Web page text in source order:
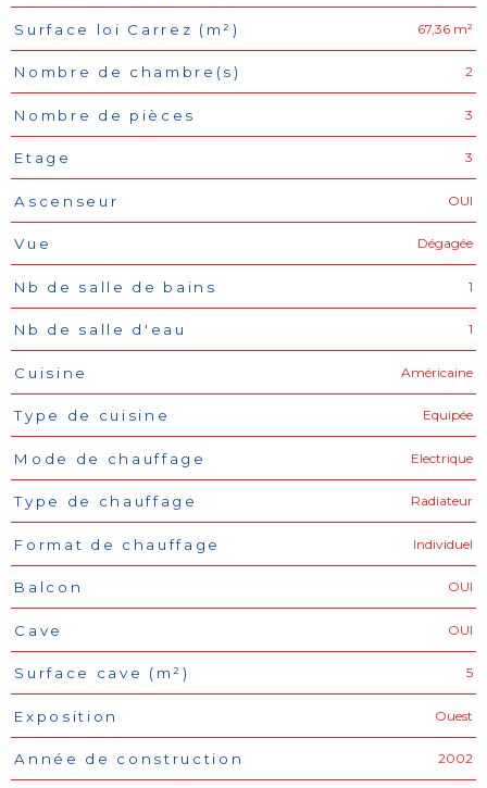
Surface loi Carrez (m²) 67,36 m²
Nombre de chambre(s) 2
Nombre de pièces 3
Etage 3
Ascenseur OUI
Vue Dégagée
Nb de salle de bains 1
Nb de salle d'eau 1
Cuisine Américaine
Type de cuisine Equipée
Mode de chauffage Electrique
Type de chauffage Radiateur
Format de chauffage Individuel
Balcon OUI
Cave OUI
Surface cave (m²) 5
Exposition Ouest
Année de construction 2002